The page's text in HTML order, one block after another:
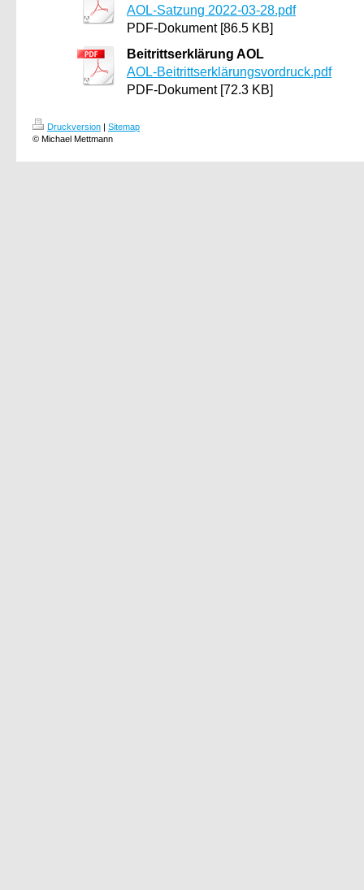
AOL-Satzung 2022-03-28.pdf
PDF-Dokument [86.5 KB]
Beitrittserklärung AOL
AOL-Beitrittserklärungsvordruck.pdf
PDF-Dokument [72.3 KB]
Druckversion | Sitemap
© Michael Mettmann